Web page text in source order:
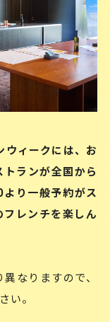
ウィークには、お
ランが全国から
り一般予約がス
レンチを楽しん
なりますので、
い。